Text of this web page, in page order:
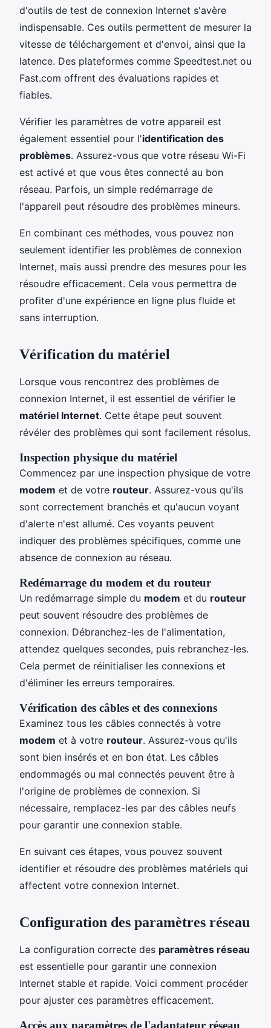
d'outils de test de connexion Internet s'avère
indispensable. Ces outils permettent de mesurer la
vitesse de téléchargement et d'envoi, ainsi que la
latence. Des plateformes comme Speedtest.net ou
Fast.com offrent des évaluations rapides et
fiables.
Vérifier les paramètres de votre appareil est
également essentiel pour l'identification des
problèmes. Assurez-vous que votre réseau Wi-Fi
est activé et que vous êtes connecté au bon
réseau. Parfois, un simple redémarrage de
l'appareil peut résoudre des problèmes mineurs.
En combinant ces méthodes, vous pouvez non
seulement identifier les problèmes de connexion
Internet, mais aussi prendre des mesures pour les
résoudre efficacement. Cela vous permettra de
profiter d'une expérience en ligne plus fluide et
sans interruption.
Vérification du matériel
Lorsque vous rencontrez des problèmes de
connexion Internet, il est essentiel de vérifier le
matériel Internet. Cette étape peut souvent
révéler des problèmes qui sont facilement résolus.
Inspection physique du matériel
Commencez par une inspection physique de votre
modem et de votre routeur. Assurez-vous qu'ils
sont correctement branchés et qu'aucun voyant
d'alerte n'est allumé. Ces voyants peuvent
indiquer des problèmes spécifiques, comme une
absence de connexion au réseau.
Redémarrage du modem et du routeur
Un redémarrage simple du modem et du routeur
peut souvent résoudre des problèmes de
connexion. Débranchez-les de l'alimentation,
attendez quelques secondes, puis rebranchez-les.
Cela permet de réinitialiser les connexions et
d'éliminer les erreurs temporaires.
Vérification des câbles et des connexions
Examinez tous les câbles connectés à votre
modem et à votre routeur. Assurez-vous qu'ils
sont bien insérés et en bon état. Les câbles
endommagés ou mal connectés peuvent être à
l'origine de problèmes de connexion. Si
nécessaire, remplacez-les par des câbles neufs
pour garantir une connexion stable.
En suivant ces étapes, vous pouvez souvent
identifier et résoudre des problèmes matériels qui
affectent votre connexion Internet.
Configuration des paramètres réseau
La configuration correcte des paramètres réseau
est essentielle pour garantir une connexion
Internet stable et rapide. Voici comment procéder
pour ajuster ces paramètres efficacement.
Accès aux paramètres de l'adaptateur réseau